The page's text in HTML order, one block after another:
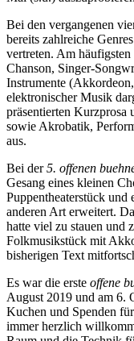
Bei den vergangenen
bereits zahlreiche
vertreten. Am
Chanson, Singer-
Instrumente
elektronischer Musik
präsentierten
sowie Akrobatik,
aus.
Bei der5. offenen
Gesang eines kleinen
Puppentheaterstück und
anderen Art erweitert.
hatte viel zu stauen und
Folkmusikstück mit
bisherigen Text
Es war die erste offene
August 2019 und am 6.
Kuchen und Spenden
immer herzlich